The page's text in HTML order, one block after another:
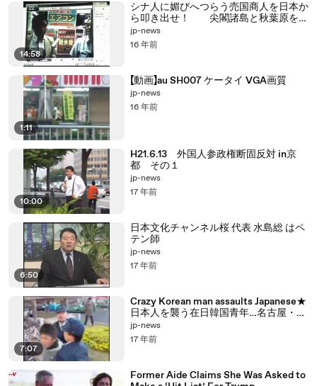
14:58
シナ人に媚びへつらう売国商人を日本か
ら叩き出せ！ 尖閣諸島と秋葉原をシ
ナの侵略から守れ！
jp-news
16 年前
1:11
【動画】au SH007 ケータイ VGA画質
jp-news
16 年前
10:00
H21.6.13 外国人参政権断固反対 in京
都 その１
jp-news
17 年前
6:50
日本文化チャンネル桜 代表 水島総 はペ
テン師
jp-news
17 年前
7:07
Crazy Korean man assaults Japanese★
日本人を襲う在日韓国青年…名古屋・
栄・三越前
jp-news
17 年前
Former Aide Claims She Was Asked to